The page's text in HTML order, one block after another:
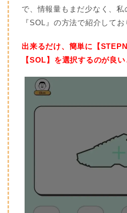
で、情報量もまだ少なく、私
『SOL』の方法で紹介してお
出来るだけ、簡単に【
【SOL】を選択するのが良い